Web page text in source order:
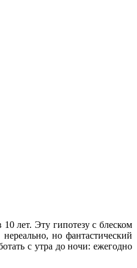
лет. Эту гипотезу с блеском
но фантастический
с утра до ночи: ежегодно